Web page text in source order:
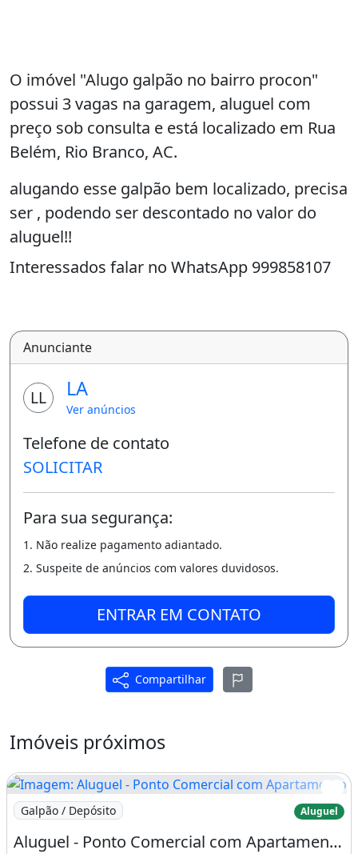
O imóvel "Alugo galpão no bairro procon"
possui 3 vagas na garagem, aluguel com
preço sob consulta e está localizado em Rua
Belém, Rio Branco, AC.
alugando esse galpão bem localizado, precisa
ser , podendo ser descontado no valor do
aluguel!!
Interessados falar no WhatsApp 999858107
Anunciante
LL LA
Ver anúncios
Telefone de contato
SOLICITAR
Para sua segurança:
1. Não realize pagamento adiantado.
2. Suspeite de anúncios com valores duvidosos.
ENTRAR EM CONTATO
Compartilhar
Imóveis próximos
Imagem: Aluguel - Ponto Comercial com Apartamento
Galpão / Depósito Aluguel
Aluguel - Ponto Comercial com Apartamento Anexo (2 em 1) Ponto Apartamento